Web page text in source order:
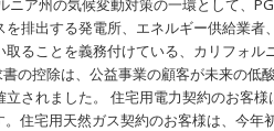
ア州の気候変動対策の一環として、
排出する発電所、エネルギー供給業者
ることを義務付けている、カリフォル
の控除は、公益事業の顧客が未来の低
されました。 住宅用電力契約のお客様
住宅用天然ガス契約のお客様は、今年